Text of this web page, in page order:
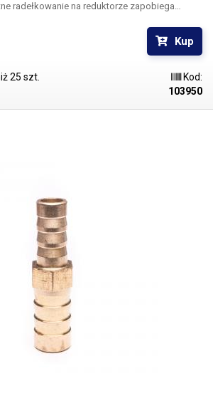
radełkowanie na reduktorze zapobiega
i 12 mm Długość: 46 mm Waga: 16g
Kup
25 szt.
Kod:
103950